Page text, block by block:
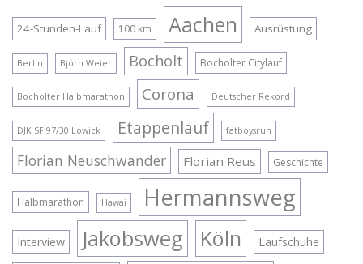
24-Stunden-Lauf 100 km Aachen Ausrüstung
Berlin Björn Weier Bocholt Bocholter Citylauf
Bocholter Halbmarathon Corona Deutscher Rekord
DJK SF 97/30 Lowick Etappenlauf fatboysrun
Florian Neuschwander Florian Reus Geschichte
Halbmarathon Hawai Hermannsweg
Interview Jakobsweg Köln Laufschuhe